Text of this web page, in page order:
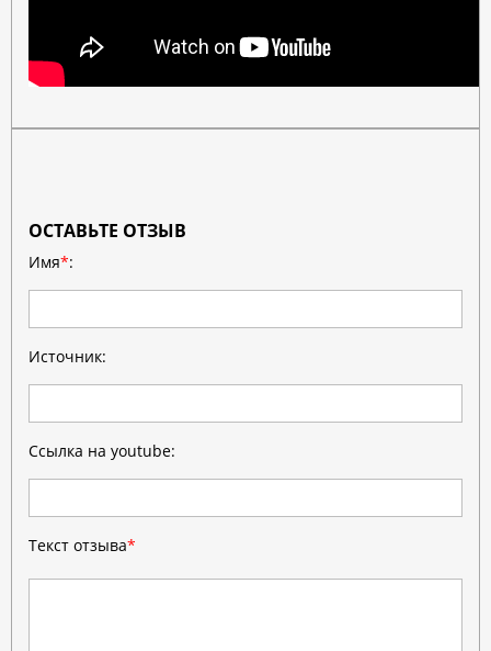
ОСТАВЬТЕ ОТЗЫВ
Имя*:
Источник:
Ссылка на youtube:
Текст отзыва*